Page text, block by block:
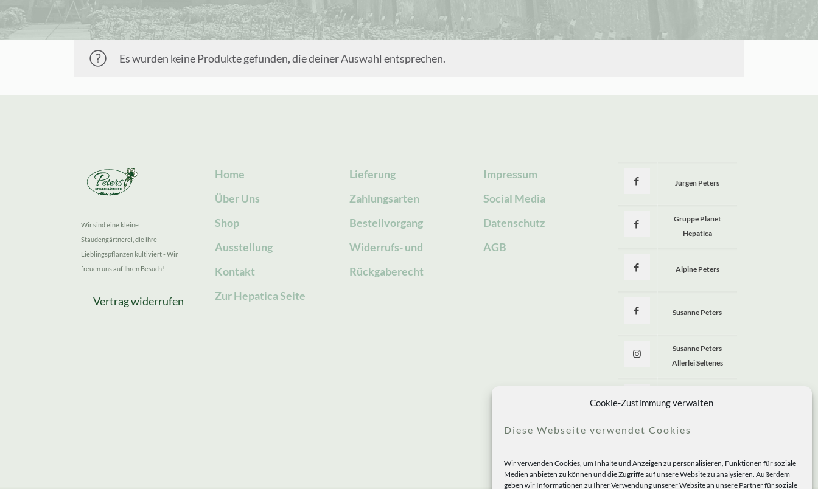
Cookie-Zustimmung verwalten
Diese Webseite verwendet Cookies
Wir verwenden Cookies, um Inhalte und Anzeigen zu personalisieren, Funktionen für soziale
Medien anbieten zu können und die Zugriffe auf unsere Website zu analysieren. Außerdem
geben wir Informationen zu Ihrer Verwendung unserer Website an unsere Partner für soziale
Es wurden keine Produkte gefunden, die deiner Auswahl entsprechen.
Wir sind eine kleine
Staudengärtnerei, die ihre
Lieblingspflanzen kultiviert - Wir
freuen uns auf Ihren Besuch!
Vertrag widerrufen
Home
Über Uns
Shop
Ausstellung
Kontakt
Zur Hepatica Seite
Lieferung
Zahlungsarten
Bestellvorgang
Widerrufs- und
Rückgaberecht
Impressum
Social Media
Datenschutz
AGB
Jürgen Peters
Gruppe Planet
Hepatica
Alpine Peters
Susanne Peters
Susanne Peters
Allerlei Seltenes
Allerlei Seltenes